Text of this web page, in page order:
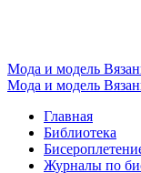
Мода и модель
Мода и модель
Главная
Библиотека
Журналы по